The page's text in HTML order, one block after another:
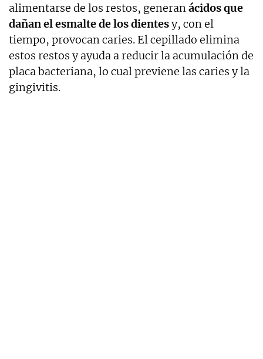
alimentarse de los restos, generanácidos que
dañan el esmalte de los dientesy, con el
tiempo, provocan caries. El cepillado elimina
estos restos y ayuda a reducir la acumulación de
placa bacteriana, lo cual previene las caries y la
gingivitis.